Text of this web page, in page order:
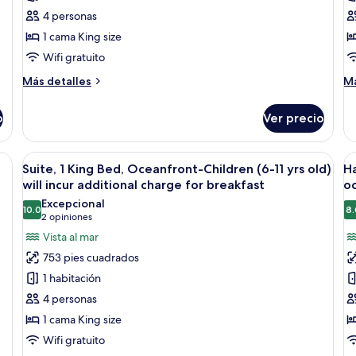
cama
King
size,
frente
4 personas
1 cama King size
Wifi gratuito
Más detalles
Más
1
cama
King
size,
al
océano
Ver precio
1
al
la habitación y escritorio
Abrir
todas
las
fotos
de
Suite,
King
Bed,
Oceanfront-
Children
Habitación de hotel con televisor
8
Suite, 1 King Bed, Oceanfront-Children (6-11 yrs old)
will incur additional charge for breakfast
10.010.0 de 10
Excepcional
2 opiniones
(2
opiniones)
Vista al mar
753 pies cuadrados
1 habitación
4 personas
1 cama King size
Wifi gratuito
2